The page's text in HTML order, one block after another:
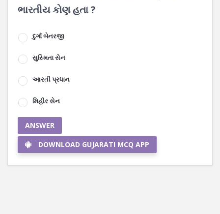
ભારતીય કોણ હતા ?
દુર્ગા બેનરજી
સુસ્મિતા સેન
આરતી પ્રધાન
મિહીર સેન
ANSWER
DOWNLOAD GUJARATI MCQ APP